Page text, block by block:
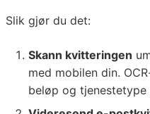
Slik gjør du det:
Skann kvitteringen
med mobilen din.
beløp og tjenestetype